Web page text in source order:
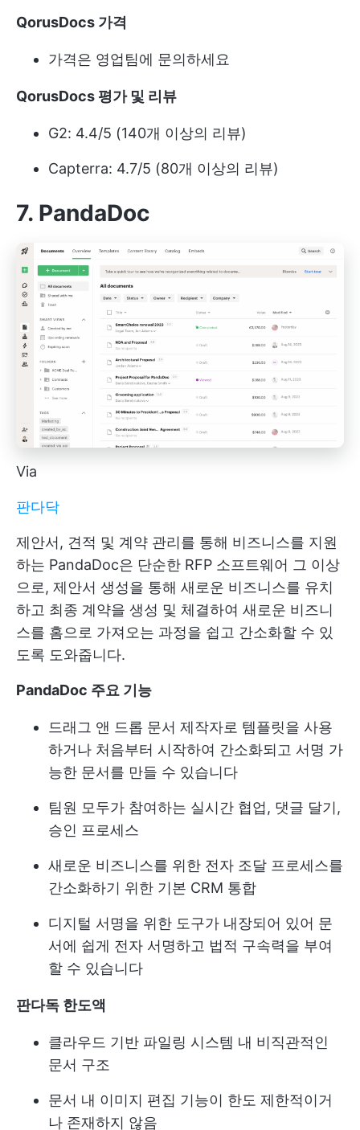
QorusDocs 가격
가격은 영업팀에 문의하세요
QorusDocs 평가 및 리뷰
G2: 4.4/5 (140개 이상의 리뷰)
Capterra: 4.7/5 (80개 이상의 리뷰)
7. PandaDoc
Via
판다닥
제안서, 견적 및 계약 관리를 통해 비즈니스를 지원
하는 PandaDoc은 단순한 RFP 소프트웨어 그 이상
으로, 제안서 생성을 통해 새로운 비즈니스를 유치
하고 최종 계약을 생성 및 체결하여 새로운 비즈니
스를 홈으로 가져오는 과정을 쉽고 간소화할 수 있
도록 도와줍니다.
PandaDoc 주요 기능
드래그 앤 드롭 문서 제작자로 템플릿을 사용
하거나 처음부터 시작하여 간소화되고 서명 가
능한 문서를 만들 수 있습니다
팀원 모두가 참여하는 실시간 협업, 댓글 달기,
승인 프로세스
새로운 비즈니스를 위한 전자 조달 프로세스를
간소화하기 위한 기본 CRM 통합
디지털 서명을 위한 도구가 내장되어 있어 문
서에 쉽게 전자 서명하고 법적 구속력을 부여
할 수 있습니다
판다독 한도액
클라우드 기반 파일링 시스템 내 비직관적인
문서 구조
문서 내 이미지 편집 기능이 한도 제한적이거
나 존재하지 않음